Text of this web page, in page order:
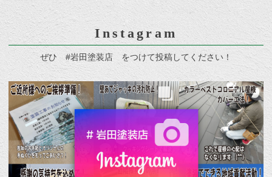
Instagram
ぜひ #岩田塗装店 をつけて投稿してください！